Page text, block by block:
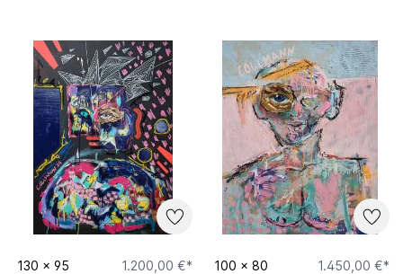
130 x 95
1.200,00 €*
100 x 80
1.450,00 €*